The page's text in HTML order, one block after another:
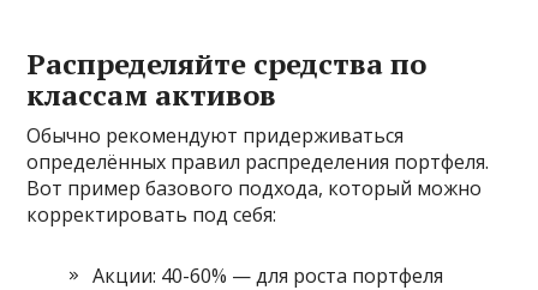
Распределяйте средства по
классам активов
Обычно рекомендуют придерживаться
определённых правил распределения портфеля.
Вот пример базового подхода, который можно
корректировать под себя:
Акции: 40-60% — для роста портфеля